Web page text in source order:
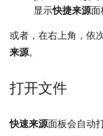
显示快捷来源面
或者，在右上角，依
来源。
打开文件
快速来源面板会自动